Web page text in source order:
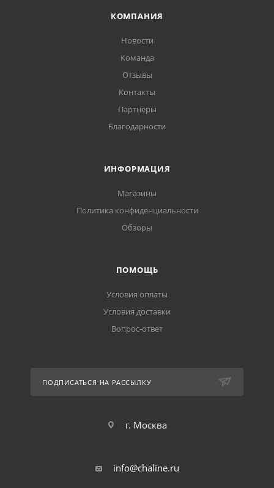
КОМПАНИЯ
Новости
Команда
Отзывы
Контакты
Партнеры
Благодарности
ИНФОРМАЦИЯ
Магазины
Политика конфиденциальности
Обзоры
ПОМОЩЬ
Условия оплаты
Условия доставки
Вопрос-ответ
ПОДПИСАТЬСЯ НА РАССЫЛКУ
г. Москва
info@chaline.ru